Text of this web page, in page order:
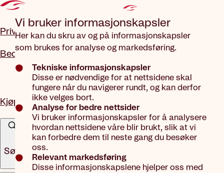
Vi bruker informasjons­kapsler
Her kan du skru av og på informasjonskapsler
som brukes for analyse og markedsføring.
Tekniske informasjonskapsler
Disse er nødvendige for at nettsidene skal
fungere når du navigerer rundt, og kan derfor
ikke velges bort.
Analyse for bedre nettsider
Vi bruker informasjonskapsler for å analysere
hvordan nettsidene våre blir brukt, slik at vi
kan forbedre dem til neste gang du besøker
oss.
Relevant markedsføring
Disse informasjonskapslene hjelper oss med
Privat
Bedrift
Kjøp forsikring
Søk